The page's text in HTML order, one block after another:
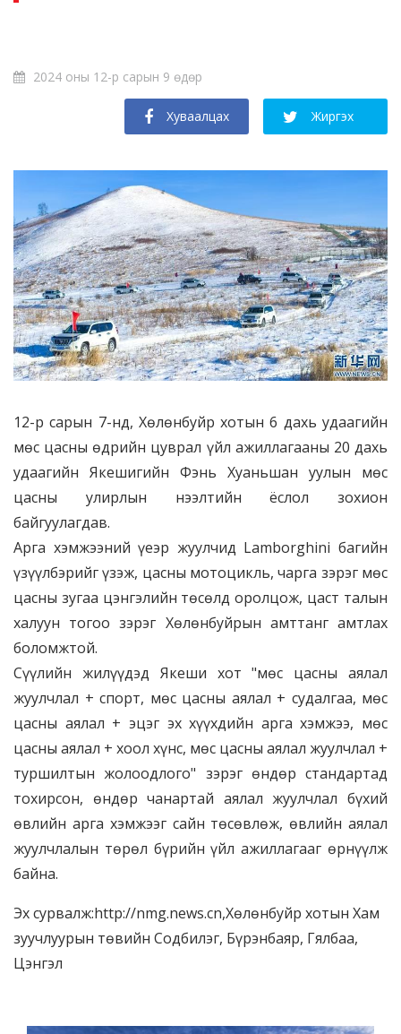
2024 оны 12-р сарын 9 өдөр
Хуваалцах Жиргэх
12-р сарын 7-нд, Хөлөнбуйр хотын 6 дахь удаагийн
мөс цасны өдрийн цуврал үйл ажиллагааны 20 дахь
удаагийн Якешигийн Фэнь Хуаньшан уулын мөс
цасны улирлын нээлтийн ёслол зохион
байгуулагдав.
Арга хэмжээний үеэр жуулчид Lamborghini багийн
үзүүлбэрийг үзэж, цасны мотоцикль, чарга зэрэг мөс
цасны зугаа цэнгэлийн төсөлд оролцож, цаст талын
халуун тогоо зэрэг Хөлөнбуйрын амттанг амтлах
боломжтой.
Сүүлийн жилүүдэд Якеши хот "мөс цасны аялал
жуулчлал + спорт, мөс цасны аялал + судалгаа, мөс
цасны аялал + эцэг эх хүүхдийн арга хэмжээ, мөс
цасны аялал + хоол хүнс, мөс цасны аялал жуулчлал +
туршилтын жолоодлого" зэрэг өндөр стандартад
тохирсон, өндөр чанартай аялал жуулчлал бүхий
өвлийн арга хэмжээг сайн төсөвлөж, өвлийн аялал
жуулчлалын төрөл бүрийн үйл ажиллагааг өрнүүлж
байна.
Эх сурвалж:http://nmg.news.cn,Хөлөнбуйр хотын Хам
зуучлуурын төвийн Содбилэг, Бүрэнбаяр, Гялбаа,
Цэнгэл